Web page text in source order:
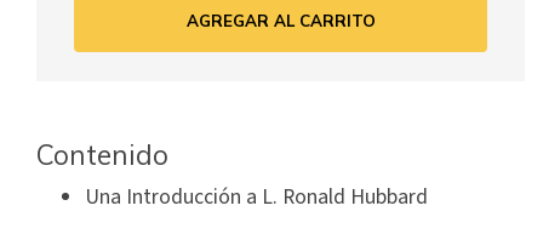
AGREGAR AL CARRITO
Contenido
Una Introducción a L. Ronald Hubbard